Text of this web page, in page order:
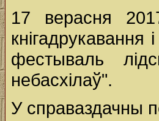
17 верасня
фестываль
небасхілаў".
У справаздачны